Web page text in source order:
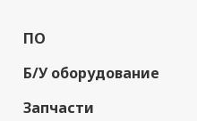
ПО
Б/У оборудование
Запчасти